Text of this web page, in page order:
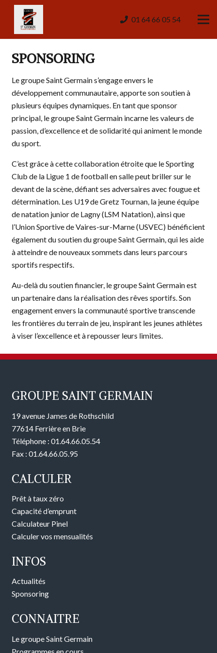
01 64 66 05 54
SPONSORING
Le groupe Saint Germain s’engage envers le
développement communautaire, apporte son soutien à
plusieurs équipes dynamiques. En tant que sponsor
principal, le groupe Saint Germain incarne les valeurs de
passion, d’excellence et de solidarité qui animent le monde
du sport.
C’est grâce à cette collaboration étroite que le Sporting
Club de la Ligue 1 de football en salle peut briller sur le
devant de la scène, défiant ses adversaires avec fougue et
détermination. Les U19 de Gretz Tournan, la jeune équipe
de natation junior de Lagny (LSM Natation), ainsi que
l’Union Sportive de Vaires-sur-Marne (USVEC) bénéficient
également du soutien du groupe Saint Germain, qui les aide
à atteindre de nouveaux sommets dans leurs parcours
sportifs respectifs.
Au-delà du soutien financier, le groupe Saint Germain est
un partenaire dans la réalisation des rêves sportifs. Son
engagement envers la communauté sportive transcende
les frontières du terrain de jeu, inspirant les jeunes athlètes
à viser l’excellence et à repousser leurs limites.
GROUPE SAINT GERMAIN
19 avenue James de Rothschild
77614 Ferrière en Brie
Téléphone : 01.64.66.05.54
Fax : 01.64.66.05.95
CALCULER
Prêt à taux zéro
Capacité d’emprunt
Calculateur Pinel
Calculer vos mensualités
INFOS
Actualités
Sponsoring
CONNAITRE
Le groupe Saint Germain